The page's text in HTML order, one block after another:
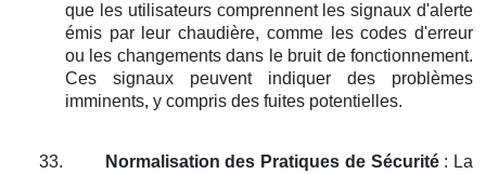
que les utilisateurs comprennent les signaux d'alerte
émis par leur chaudière, comme les codes d'erreur
ou les changements dans le bruit de fonctionnement.
Ces signaux peuvent indiquer des problèmes
imminents, y compris des fuites potentielles.
33. Normalisation des Pratiques de Sécurité: La